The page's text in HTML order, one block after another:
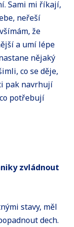
Sami mi říkají,
neřeší
že
a umí lépe
nějaký
co se děje,
pak navrhují
potřebují
zvládnout
stavy, měl
dech.